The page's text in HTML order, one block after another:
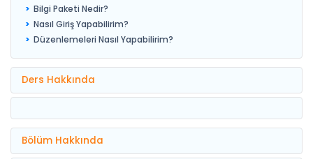
Bilgi Paketi Nedir?
Nasıl Giriş Yapabilirim?
Düzenlemeleri Nasıl Yapabilirim?
Ders Hakkında
Bölüm Hakkında